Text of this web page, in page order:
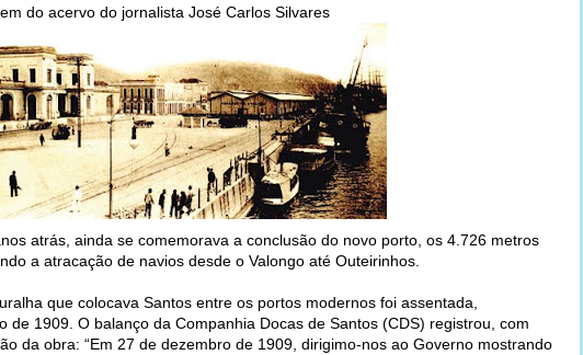
do acervo do jornalista José Carlos Silvares
atrás, ainda se comemorava a conclusão do novo porto, os 4.726 metros
a atracação de navios desde o Valongo até Outeirinhos.
que colocava Santos entre os portos modernos foi assentada,
de 1909. O balanço da Companhia Docas de Santos (CDS) registrou, com
da obra: “Em 27 de dezembro de 1909, dirigimo-nos ao Governo mostrando